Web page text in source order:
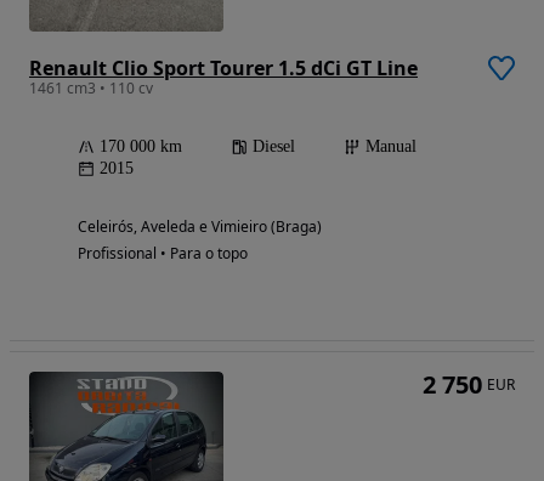
Renault Clio Sport Tourer 1.5 dCi GT Line
1461 cm3 • 110 cv
170 000 km Diesel
Manual
2015
Celeirós, Aveleda e Vimieiro (Braga)
Profissional • Para o topo
2 750 EUR